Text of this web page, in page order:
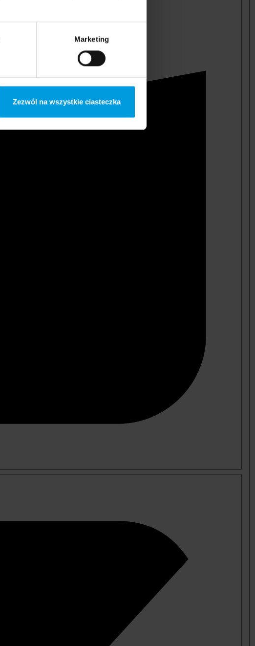
Marketing
Zezwól na wszystkie ciasteczka